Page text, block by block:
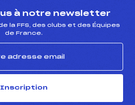
à notre newsletter
la FFS, des clubs et des Équipes
de France.
Inscription